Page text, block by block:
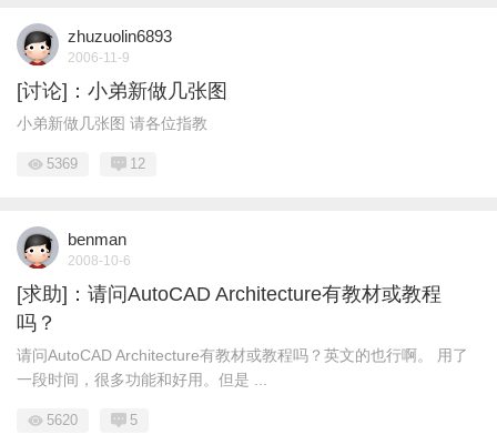
zhuzuolin6893
2006-11-9
[讨论]：小弟新做几张图
小弟新做几张图 请各位指教
5369 12
benman
2008-10-6
[求助]：请问AutoCAD Architecture有教材或教程
吗？
请问AutoCAD Architecture有教材或教程吗？英文的也行啊。 用了
一段时间，很多功能和好用。但是 ...
5620 5